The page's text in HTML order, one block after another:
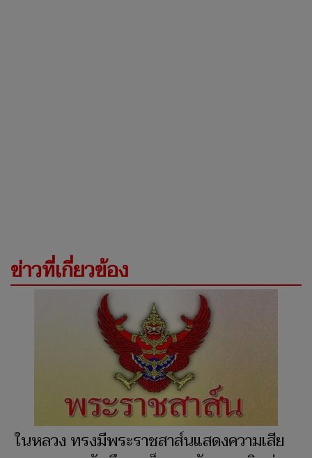
ข่าวที่เกี่ยวข้อง
ในหลวง ทรงมีพระราชสาส์นแสดงความเสีย